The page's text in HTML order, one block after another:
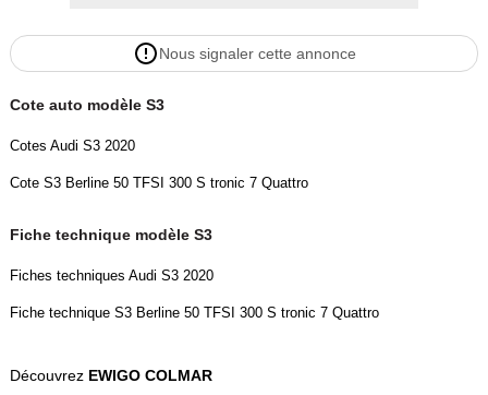
- Intérieur cuir alcantara
- Kit téléphone main libre Bluetooth
- Mode confort
- Mode Eco
- Mode normal
- Prise USB
- Régulateur de vitesse
- Sièges sport
- Vitres AR surteintées
Nous signaler cette annonce
Cote auto modèle S3
Cotes Audi S3 2020
Cote S3 Berline 50 TFSI 300 S tronic 7 Quattro
Fiche technique modèle S3
Fiches techniques Audi S3 2020
Fiche technique S3 Berline 50 TFSI 300 S tronic 7 Quattro
Découvrez EWIGO COLMAR